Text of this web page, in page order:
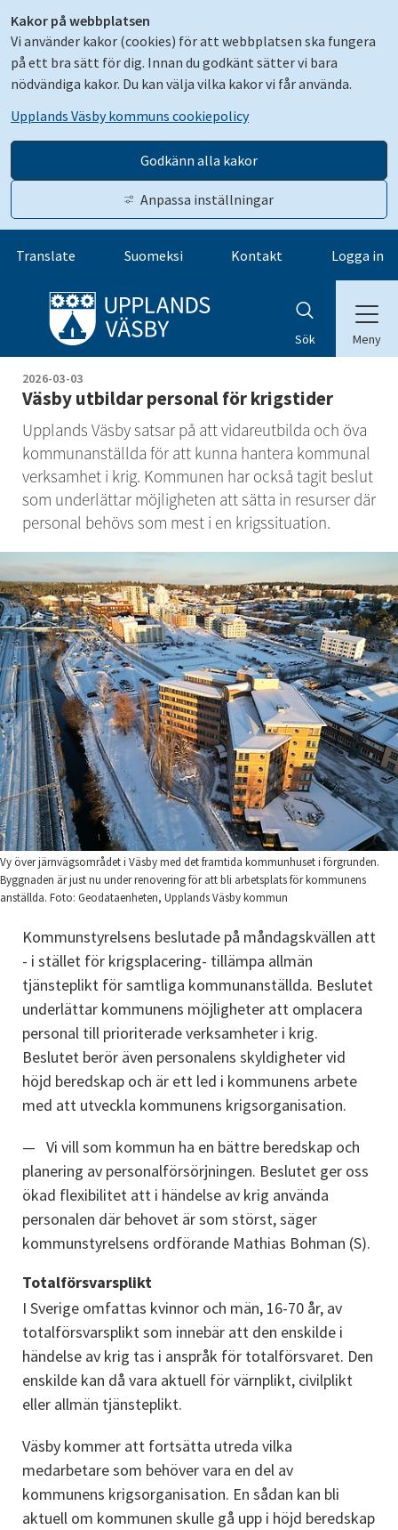
Kakor på webbplatsen
Vi använder kakor (cookies) för att webbplatsen ska fungera
på ett bra sätt för dig. Innan du godkänt sätter vi bara
nödvändiga kakor. Du kan välja vilka kakor vi får använda.
Upplands Väsby kommuns cookiepolicy
Godkänn alla kakor
Anpassa inställningar
Gå till innehåll
Translate Suomeksi Kontakt Logga in
Sök Meny
2026-03-03
Väsby utbildar personal för krigstider
Upplands Väsby satsar på att vidareutbilda och öva
kommunanställda för att kunna hantera kommunal
verksamhet i krig. Kommunen har också tagit beslut
som underlättar möjligheten att sätta in resurser där
personal behövs som mest i en krigssituation.
Vy över järnvägsområdet i Väsby med det framtida kommunhuset i förgrunden.
Byggnaden är just nu under renovering för att bli arbetsplats för kommunens
anställda. Foto: Geodataenheten, Upplands Väsby kommun
Kommunstyrelsens beslutade på måndagskvällen att
- i stället för krigsplacering- tillämpa allmän
tjänsteplikt för samtliga kommunanställda. Beslutet
underlättar kommunens möjligheter att omplacera
personal till prioriterade verksamheter i krig.
Beslutet berör även personalens skyldigheter vid
höjd beredskap och är ett led i kommunens arbete
med att utveckla kommunens krigsorganisation.
Vi vill som kommun ha en bättre beredskap och
planering av personalförsörjningen. Beslutet ger oss
ökad flexibilitet att i händelse av krig använda
personalen där behovet är som störst, säger
kommunstyrelsens ordförande Mathias Bohman (S).
Totalförsvarsplikt
I Sverige omfattas kvinnor och män, 16-70 år, av
totalförsvarsplikt som innebär att den enskilde i
händelse av krig tas i anspråk för totalförsvaret. Den
enskilde kan då vara aktuell för värnplikt, civilplikt
eller allmän tjänsteplikt.
Väsby kommer att fortsätta utreda vilka
medarbetare som behöver vara en del av
kommunens krigsorganisation. En sådan kan bli
aktuell om kommunen skulle gå upp i höjd beredskap